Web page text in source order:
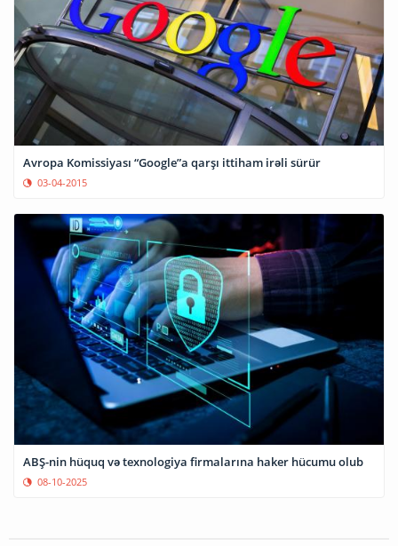
Avropa Komissiyası “Google”a qarşı ittiham irəli sürür
03-04-2015
ABŞ-nin hüquq və texnologiya firmalarına haker hücumu olub
08-10-2025